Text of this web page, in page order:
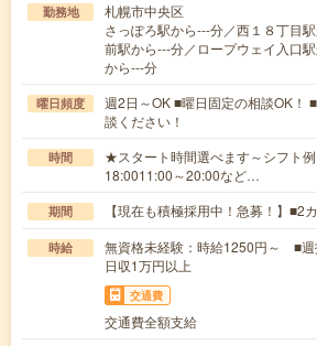
勤務地
札幌市中央区
さっぽろ駅から---分／西１８丁目
前駅から---分／ロープウェイ入口
から---分
曜日頻度
週2日～OK ■曜日固定の相談OK！
談ください！
時間
★スタート時間選べます～シフト
18:0011:00～20:00など…
期間 【現在も積極採用中！急募！】■2
時給
無資格未経験：時給1250円～ ■
日収1万円以上
交通費
交通費全額支給